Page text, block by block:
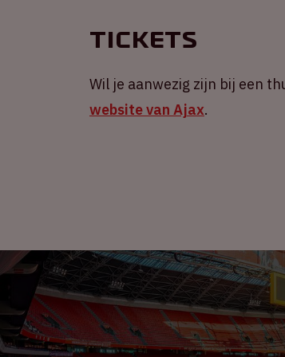
Tickets
Wil je aanwezig zijn bij een
website van Ajax.